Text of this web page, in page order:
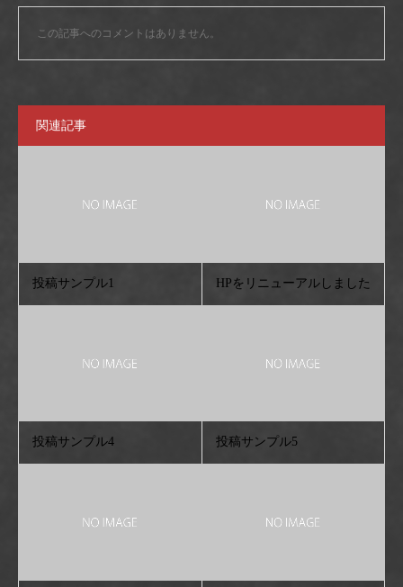
この記事へのコメントはありません。
関連記事
投稿サンプル1 HPをリニューアルしました
投稿サンプル4 投稿サンプル5